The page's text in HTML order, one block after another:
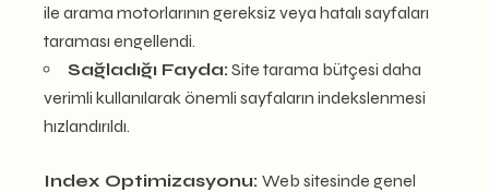
ile arama motorlarının gereksiz veya hatalı sayfaları
taraması engellendi.
Sağladığı Fayda: Site tarama bütçesi daha
verimli kullanılarak önemli sayfaların indekslenmesi
hızlandırıldı.
Index Optimizasyonu:Web sitesinde genel